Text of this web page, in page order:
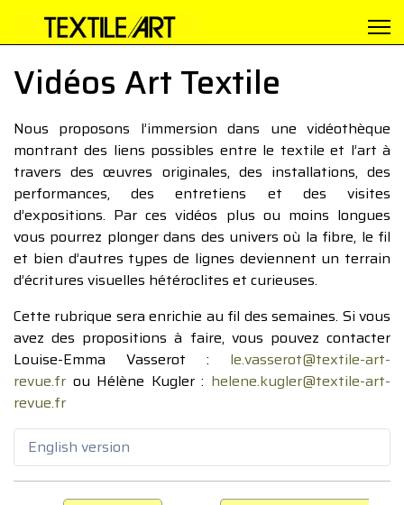
Vidéos Art Textile
Nous proposons l’immersion dans une vidéothèque
montrant des liens possibles entre le textile et l’art à
travers des œuvres originales, des installations, des
performances, des entretiens et des visites
d’expositions. Par ces vidéos plus ou moins longues
vous pourrez plonger dans des univers où la fibre, le fil
et bien d’autres types de lignes deviennent un terrain
d’écritures visuelles hétéroclites et curieuses.
Cette rubrique sera enrichie au fil des semaines. Si vous
avez des propositions à faire, vous pouvez contacter
Louise-Emma Vasserot : le.vasserot@textile-art-
revue.fr ou Hélène Kugler : helene.kugler@textile-art-
revue.fr
English version